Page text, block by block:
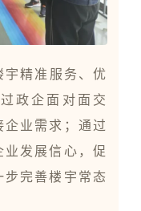
宇精准服务、优
政企面对面交
业需求；通过
发展信心，促
完善楼宇常态